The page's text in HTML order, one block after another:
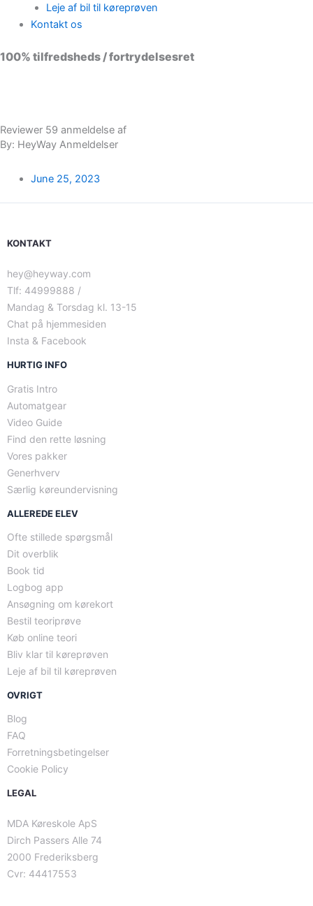
Leje af bil til køreprøven
Kontakt os
100% tilfredsheds / fortrydelsesret
Reviewer 59 anmeldelse af
By: HeyWay Anmeldelser
June 25, 2023
KONTAKT
hey@heyway.com
Tlf: 44999888 /
Mandag & Torsdag kl. 13-15
Chat på hjemmesiden
Insta & Facebook
HURTIG INFO
Gratis Intro
Automatgear
Video Guide
Find den rette løsning
Vores pakker
Generhverv
Særlig køreundervisning
ALLEREDE ELEV
Ofte stillede spørgsmål
Dit overblik
Book tid
Logbog app
Ansøgning om kørekort
Bestil teoriprøve
Køb online teori
Bliv klar til køreprøven
Leje af bil til køreprøven
OVRIGT
Blog
FAQ
Forretningsbetingelser
Cookie Policy
LEGAL
MDA Køreskole ApS
Dirch Passers Alle 74
2000 Frederiksberg
Cvr: 44417553